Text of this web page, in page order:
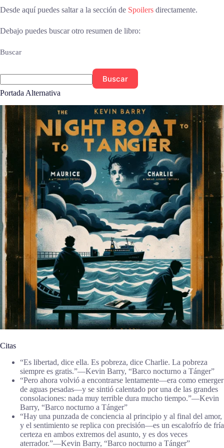
Desde aquí puedes saltar a la sección de Spoilers directamente.
Debajo puedes buscar otro resumen de libro:
Buscar
Buscar
Portada Alternativa
Citas
“Es libertad, dice ella. Es pobreza, dice Charlie. La pobreza
siempre es gratis.”―Kevin Barry, “Barco nocturno a Tánger”
“Pero ahora volvió a encontrarse lentamente—era como emerger
de aguas pesadas—y se sintió calentado por una de las grandes
consolaciones: nada muy terrible dura mucho tiempo.”―Kevin
Barry, “Barco nocturno a Tánger”
“Hay una punzada de conciencia al principio y al final del amor,
y el sentimiento se replica con precisión—es un escalofrío de fría
certeza en ambos extremos del asunto, y es dos veces
aterrador.”―Kevin Barry, “Barco nocturno a Tánger”